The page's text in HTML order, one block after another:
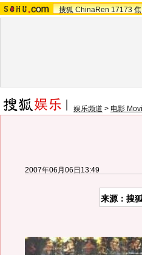
搜狐 ChinaRen 17173
娱乐频道 > 电影
2007年06月06日13:49
来源：搜